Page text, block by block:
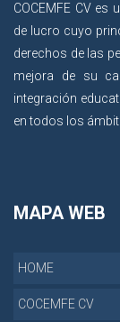
COCEMFE CV
de lucro cuyo
derechos de las
mejora de su
integración
en todos los
MAPA WEB
HOME
COCEMFE CV